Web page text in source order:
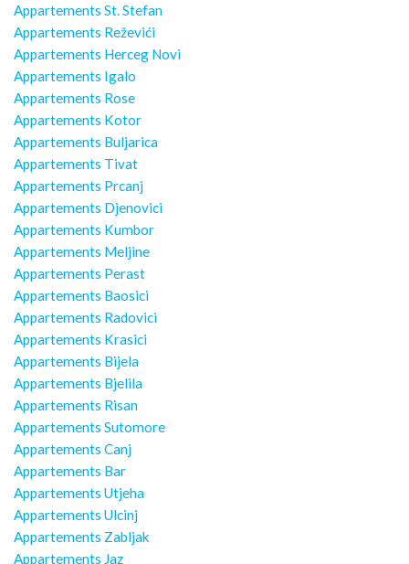
Appartements St. Stefan
Appartements Reževići
Appartements Herceg Novi
Appartements Igalo
Appartements Rose
Appartements Kotor
Appartements Buljarica
Appartements Tivat
Appartements Prcanj
Appartements Djenovici
Appartements Kumbor
Appartements Meljine
Appartements Perast
Appartements Baosici
Appartements Radovici
Appartements Krasici
Appartements Bijela
Appartements Bjelila
Appartements Risan
Appartements Sutomore
Appartements Canj
Appartements Bar
Appartements Utjeha
Appartements Ulcinj
Appartements Zabljak
Appartements Jaz